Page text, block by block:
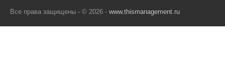
Все права защищены - © 2026 - www.thismanagement.ru